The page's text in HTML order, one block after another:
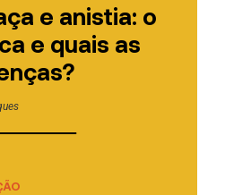
e anistia: o
e quais as